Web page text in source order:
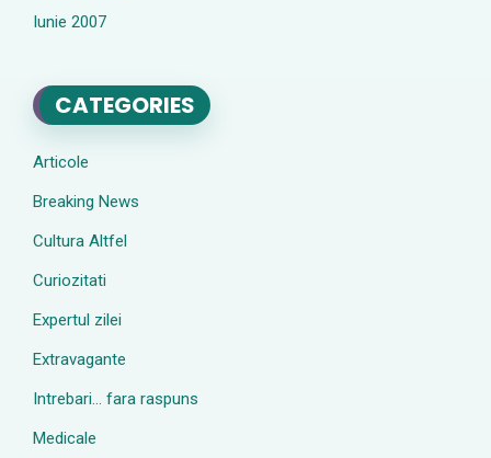
Iunie 2007
CATEGORIES
Articole
Breaking News
Cultura Altfel
Curiozitati
Expertul zilei
Extravagante
Intrebari… fara raspuns
Medicale